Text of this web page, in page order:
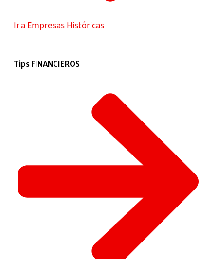
Ir a Empresas Históricas
Tips FINANCIEROS